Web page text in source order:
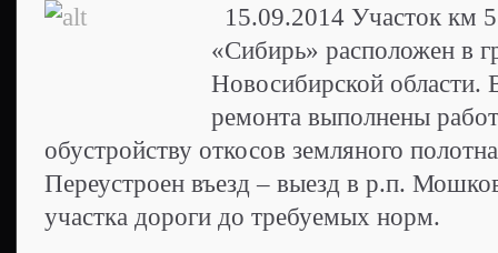
15.09.2014 Участок км
«Сибирь» расположен в
Новосибирской области.
ремонта выполнены
обустройству откосов земляного
Переустроен въезд – выезд в р.п.
участка дороги до требуемых норм.